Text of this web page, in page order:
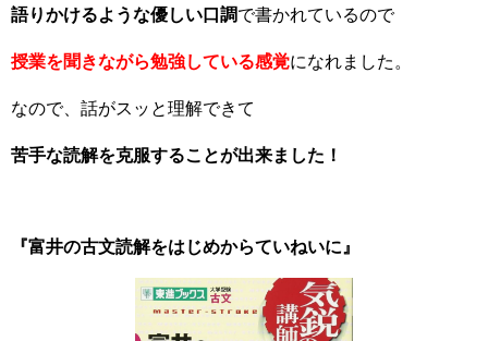
語りかけるような優しい口調で書かれているので
授業を聞きながら勉強している感覚になれました。
なので、話がスッと理解できて
苦手な読解を克服することが出来ました！
『富井の古文読解をはじめからていねいに』